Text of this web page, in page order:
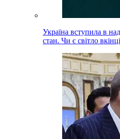
Україна вступила в
стан. Чи є світло